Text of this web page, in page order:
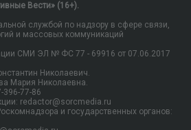
Вести» (16+).
службой по надзору в сфере связи,
и массовых коммуникаций
СМИ ЭЛ № ФС 77 - 69916 от 07.06.2017
Николаевич.
Мария Николаевна.
396-77-86
redactor@sorcmedia.ru
и государственных органов: